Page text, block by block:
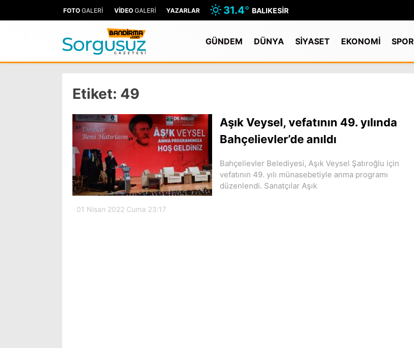
FOTO GALERİ VİDEO GALERİ YAZARLAR 31.4° BALIKESIR
GÜNDEM DÜNYA SİYASET EKONOMİ SPOR
Etiket: 49
Aşık Veysel, vefatının 49. yılında
Bahçelievler’de anıldı
Bahçelievler Belediyesi, Aşık Veysel Şatıroğlu için
vefatının 49. yılı münasebetiyle anma programı
düzenlendi. Sanatçılar Aşık
01 Nisan 2022 Cuma 23:17